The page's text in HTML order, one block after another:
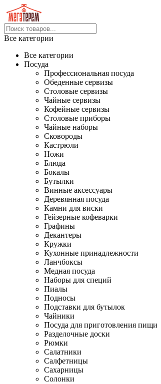
Все категории
Все категории
Посуда
Профессиональная посуда
Обеденные сервизы
Столовые сервизы
Чайные сервизы
Кофейные сервизы
Столовые приборы
Чайные наборы
Сковороды
Кастрюли
Ножи
Блюда
Бокалы
Бутылки
Винные аксессуары
Деревянная посуда
Камни для виски
Гейзерные кофеварки
Графины
Декантеры
Кружки
Кухонные принадлежности
Ланчбоксы
Медная посуда
Наборы для специй
Пиалы
Подносы
Подставки для бутылок
Чайники
Посуда для приготовления пищи
Разделочные доски
Рюмки
Салатники
Салфетницы
Сахарницы
Солонки